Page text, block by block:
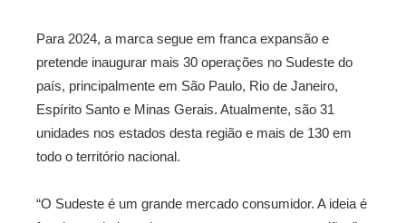
Para 2024, a marca segue em franca expansão e
pretende inaugurar mais 30 operações no Sudeste do
país, principalmente em São Paulo, Rio de Janeiro,
Espírito Santo e Minas Gerais. Atualmente, são 31
unidades nos estados desta região e mais de 130 em
todo o território nacional.
“O Sudeste é um grande mercado consumidor. A ideia é